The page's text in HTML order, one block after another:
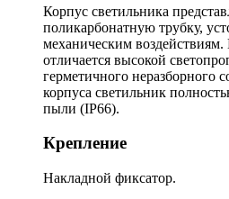
Корпус светильника
поликарбонатную трубку,
механическим воздействиям.
отличается высокой
герметичного неразборного
корпуса светильник
пыли (IP66).
Крепление
Накладной фиксатор.